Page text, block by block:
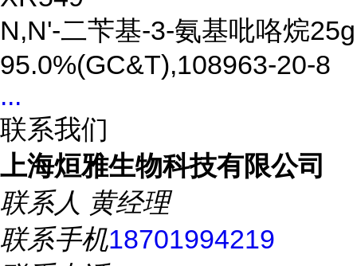
N,N'-二苄基-3-氨基吡咯烷
95.0%(GC&T),108963-20-8
...
联系我们
上海烜雅生物科技有限公司
联系人 黄经理
联系手机18701994219